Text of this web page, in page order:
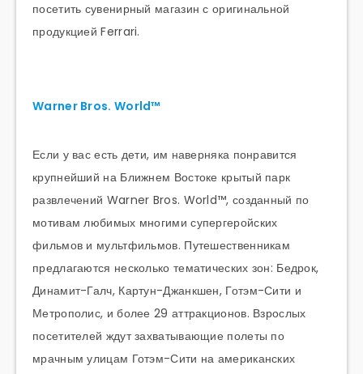
посетить сувенирный магазин с оригинальной
продукцией Ferrari.
Warner Bros. World™
Если у вас есть дети, им наверняка понравится
крупнейший на Ближнем Востоке крытый парк
развлечений Warner Bros. World™, созданный по
мотивам любимых многими супергеройских
фильмов и мультфильмов. Путешественникам
предлагаются несколько тематических зон: Бедрок,
Динамит-Галч, Картун-Джанкшен, Готэм-Сити и
Метрополис, и более 29 аттракционов. Взрослых
посетителей ждут захватывающие полеты по
мрачным улицам Готэм-Сити на американских